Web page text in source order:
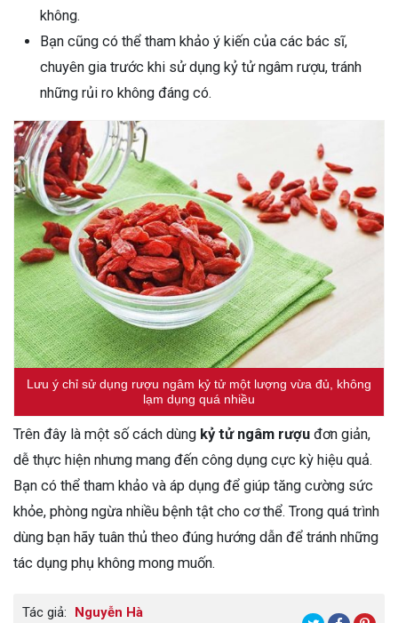
không.
Bạn cũng có thể tham khảo ý kiến của các bác sĩ,
chuyên gia trước khi sử dụng kỷ tử ngâm rượu, tránh
những rủi ro không đáng có.
Lưu ý chỉ sử dụng rượu ngâm kỷ tử một lượng vừa đủ, không
lạm dụng quá nhiều
Trên đây là một số cách dùng kỷ tử ngâm rượu đơn giản,
dễ thực hiện nhưng mang đến công dụng cực kỳ hiệu quả.
Bạn có thể tham khảo và áp dụng để giúp tăng cường sức
khỏe, phòng ngừa nhiều bệnh tật cho cơ thể. Trong quá trình
dùng bạn hãy tuân thủ theo đúng hướng dẫn để tránh những
tác dụng phụ không mong muốn.
Tác giả: Nguyễn Hà